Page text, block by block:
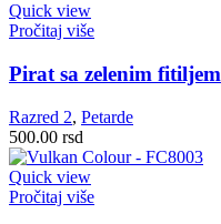
Quick view
Pročitaj više
Pirat sa zelenim fitiljem
Razred 2, Petarde
500.00 rsd
Quick view
Pročitaj više